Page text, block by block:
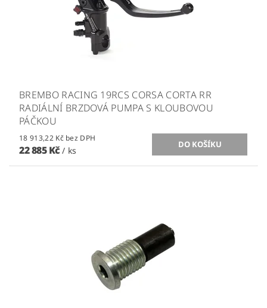
BREMBO RACING 19RCS CORSA CORTA RR
RADIÁLNÍ BRZDOVÁ PUMPA S KLOUBOVOU
PÁČKOU
18 913,22 Kč bez DPH
22 885 Kč/ ks